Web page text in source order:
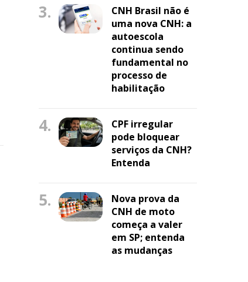
3.
CNH Brasil não é
uma nova CNH: a
autoescola
continua sendo
fundamental no
processo de
habilitação
4.
CPF irregular
pode bloquear
serviços da CNH?
Entenda
5.
Nova prova da
CNH de moto
começa a valer
em SP; entenda
as mudanças